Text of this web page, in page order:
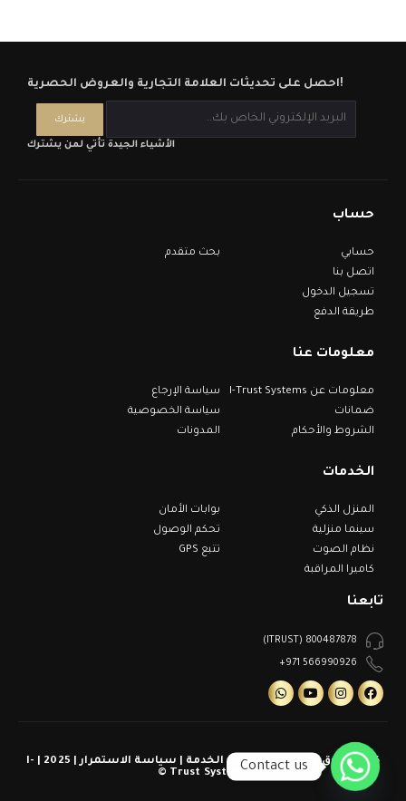
احصل على تحديثات العلامة التجارية والعروض الحصرية!
الأشياء الجيدة تأتي لمن يشترك
حساب
حسابي
اتصل بنا
تسجيل الدخول
طريقة الدفع
بحث متقدم
معلومات عنا
معلومات عن I-Trust Systems
ضمانات
الشروط والأحكام
سياسة الإرجاع
سياسة الخصوصية
المدونات
الخدمات
المنزل الذكي
سينما منزلية
نظام الصوت
كاميرا المراقبة
بوابات الأمان
تحكم الوصول
تتبع GPS
تابعنا
800487878 (ITRUST)
566990926 971+
كل الحقوق محفوظة | شروط الخدمة | سياسة الاستمرار | 2025 | I-
Trust Systems ©Contact us